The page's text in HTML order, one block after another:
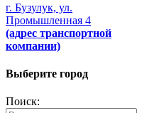
г. Бузулук, ул.
Промышленная 4
(адрес транспортной
компании)
Выберите город
Поиск: